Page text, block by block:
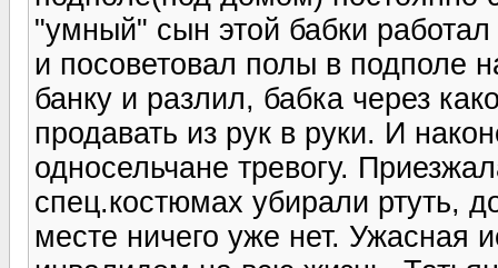
"умный" сын этой бабки
и посоветовал полы в подполе
банку и разлил, бабка через
продавать из рук в руки. И
односельчане тревогу.
спец.костюмах убирали ртуть,
месте ничего уже нет. Ужасная